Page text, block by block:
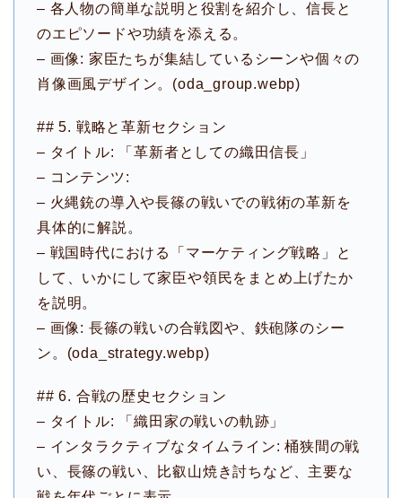
– 各人物の簡単な説明と役割を紹介し、信長と
のエピソードや功績を添える。
– 画像: 家臣たちが集結しているシーンや個々の
肖像画風デザイン。(oda_group.webp)
## 5. 戦略と革新セクション
– タイトル: 「革新者としての織田信長」
– コンテンツ:
– 火縄銃の導入や長篠の戦いでの戦術の革新を
具体的に解説。
– 戦国時代における「マーケティング戦略」と
して、いかにして家臣や領民をまとめ上げたか
を説明。
– 画像: 長篠の戦いの合戦図や、鉄砲隊のシー
ン。(oda_strategy.webp)
## 6. 合戦の歴史セクション
– タイトル: 「織田家の戦いの軌跡」
– インタラクティブなタイムライン: 桶狭間の戦
い、長篠の戦い、比叡山焼き討ちなど、主要な